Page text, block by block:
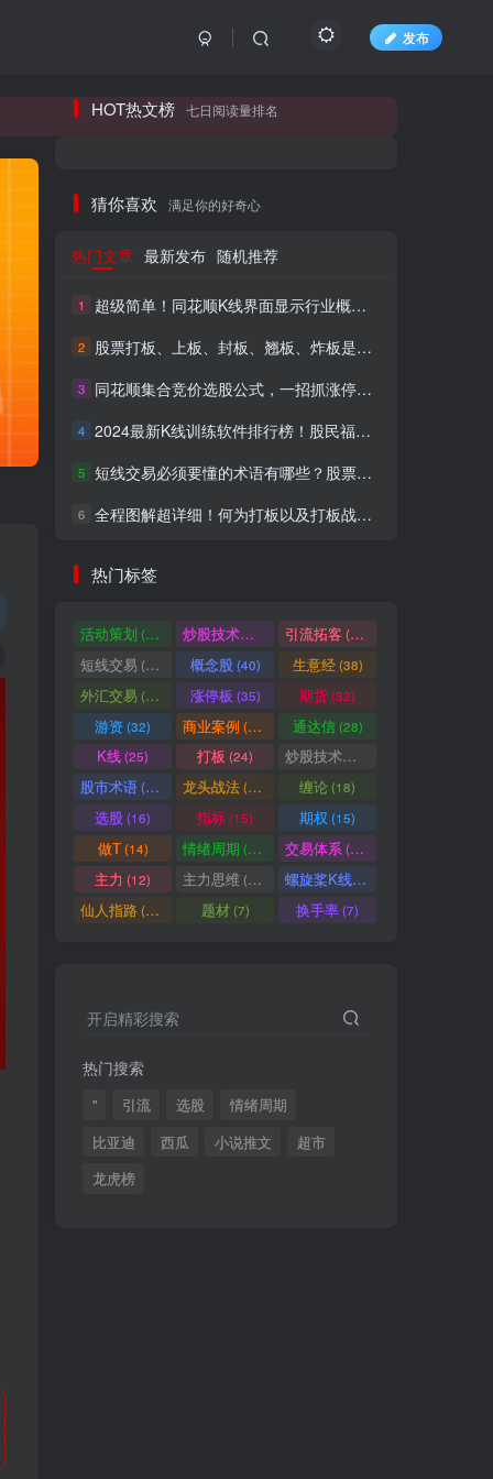
发布
新各大精品创业项目！
HOT热文榜 七日阅读量排名
猜你喜欢 满足你的好奇心
热门文章 最新发布 随机推荐
1 超级简单！同花顺K线界面显示行业概念指标代码图解
2 股票打板、上板、封板、翘板、炸板是什么意思？炒股你必须懂的暗语！
3 同花顺集合竞价选股公式，一招抓涨停让你秒变打板高手！
4 2024最新K线训练软件排行榜！股民福利，十款专业分析工具全揭秘！
5 短线交易必须要懂的术语有哪些？股票分时水上、水下是什么意思？
6 全程图解超详细！何为打板以及打板战法的精髓
热门标签
活动策划 (49) 炒股技术指标 (48)引流拓客(46)
短线交易 (40) 概念股(40) 生意经(38)
外汇交易 (37) 涨停板 (35) 期货(32)
游资 (32) 商业案例 (30) 通达信(28)
K线(25) 打板 (24) 炒股技术形态
股市术语(21) 龙头战法(20) 缠论 (18)
选股(16) 指标(15) 期权 (15)
做T(14) 情绪周期 (14) 交易体系(12)
主力 (12) 主力思维 (12) 螺旋桨K线
(11)
仙人指路(10) 题材(7) 换手率(7)
开启精彩搜索
热门搜索
" 引流 选股
情绪周期
比亚迪
西瓜 小说推文
超市
龙虎榜
登录 注册
七日阅读量排名
满足你的好奇心
热门文章 最新发布 随机推荐
2 股票打板、上板、封板、翘板、炸板是什么意思？炒股你必须懂的暗语！
短线交易必须要懂的术语有哪些？股票分时水上、水下是什么意思？
6 全程图解超详细！何为打板以及打板战法的精髓